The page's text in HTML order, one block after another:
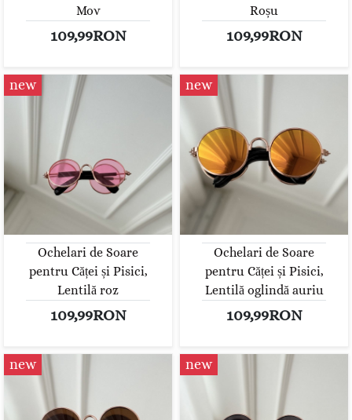
Mov
109,99RON
Roșu
109,99RON
new
Ochelari de Soare
pentru Căței și Pisici,
Lentilă roz
109,99RON
new
Ochelari de Soare
pentru Căței și Pisici,
Lentilă oglindă auriu
109,99RON
new new